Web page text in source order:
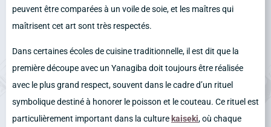
peuvent être comparées à un voile de soie, et les maîtres qui
maîtrisent cet art sont très respectés.
Dans certaines écoles de cuisine traditionnelle, il est dit que la
première découpe avec un Yanagiba doit toujours être réalisée
avec le plus grand respect, souvent dans le cadre d’un rituel
symbolique destiné à honorer le poisson et le couteau. Ce rituel est
particulièrement important dans la culture kaiseki, où chaque